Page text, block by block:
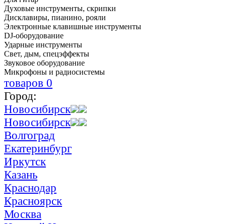
Духовые инструменты, скрипки
Дисклавиры, пианино, рояли
Электронные клавишные инструменты
DJ-оборудование
Ударные инструменты
Свет, дым, спецэффекты
Звуковое оборудование
Микрофоны и радиосистемы
товаров 0
Город:
Новосибирск
Новосибирск
Волгоград
Екатеринбург
Иркутск
Казань
Краснодар
Красноярск
Москва